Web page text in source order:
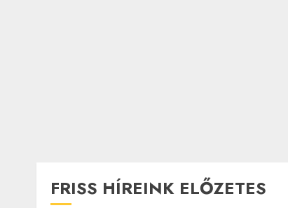
FRISS HÍREINK ELŐZETES